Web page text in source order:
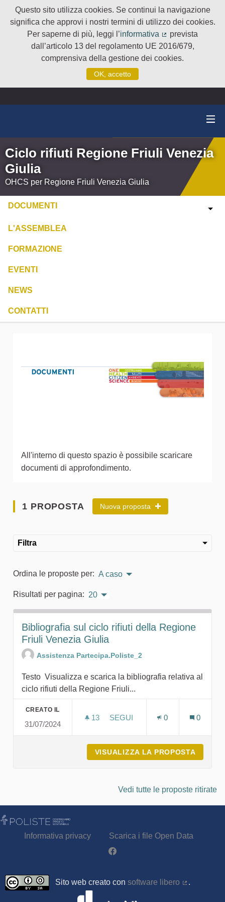
Questo sito utilizza cookies. Se continui la navigazione
significa che approvi i nostri termini di utilizzo dei cookies.
Per saperne di più, leggi l’informativa
(Collegamento
prevista
dall’articolo 13 del regolamento UE 2016/679,
comprensiva della gestione dei cookies.
OK, accetto
Ciclo rifiuti Regione Friuli Venezia
Giulia
OHCS per Regione Friuli Venezia Giulia
DOCUMENTI
L'ASSEMBLEA
FORMAZIONE
EVENTI
NEWS
CONTATTI
All'interno di questo spazio è possibile scaricare
documenti di approfondimento.
1 PROPOSTA Nuova proposta
Filtra
Ordina le proposte per: A caso
Risultati per pagina: 20
Bibliografia sul ciclo rifiuti della Regione
Friuli Venezia Giulia
Assistenza Partecipa.Poliste_2
Testo Visualizza e scarica la bibliografia relativa al
ciclo rifiuti della Regione Friuli...
CREATO IL
31/07/2024
13 13 SOSTENITORI
SEGUI
0 0
VISUALIZZA LA PROPOSTA
Vedi tutte le proposte ritirate
Informativa privacy
Scarica i file Open Data
Partecipa - Poliste su Facebook
Sito web creato con software libero
.